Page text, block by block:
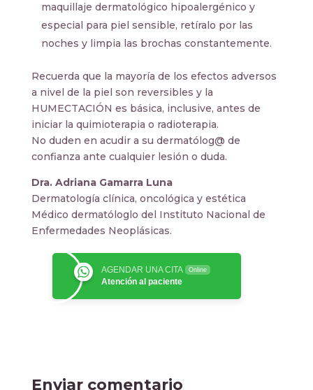
maquillaje dermatológico hipoalergénico y
especial para piel sensible, retíralo por las
noches y limpia las brochas constantemente.
Recuerda que la mayoría de los efectos adversos
a nivel de la piel son reversibles y la
HUMECTACIÓN es básica, inclusive, antes de
iniciar la quimioterapia o radioterapia.
No duden en acudir a su dermatólog@ de
confianza ante cualquier lesión o duda.
Dra. Adriana Gamarra Luna
Dermatología clínica, oncológica y estética
Médico dermatóloglo del Instituto Nacional de
Enfermedades Neoplásicas.
AGENDAR UNA CITA Online
Atención al paciente
Enviar comentario